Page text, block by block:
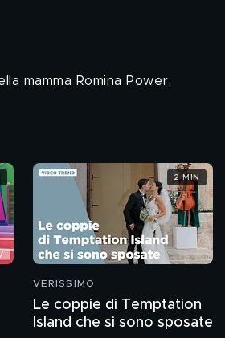
mamma Romina Power.
VERISSIMO
Le coppie di Temptation
Island che si sono sposate
2 MIN